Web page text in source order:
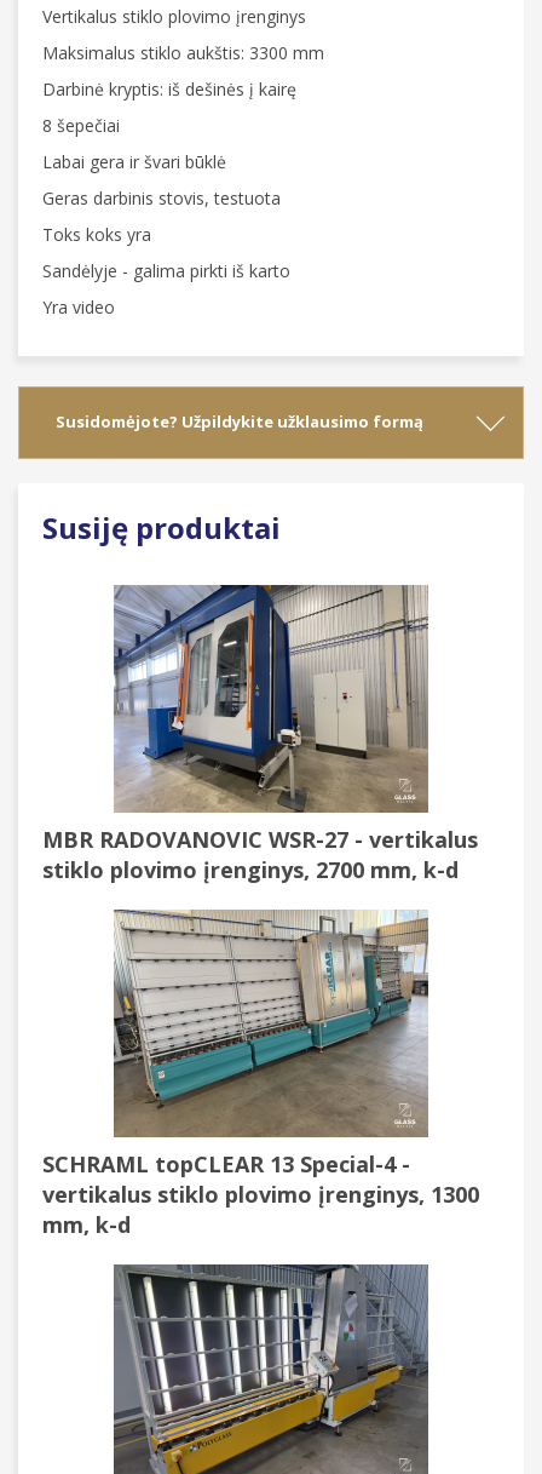
Vertikalus stiklo plovimo įrenginys
Maksimalus stiklo aukštis: 3300 mm
Darbinė kryptis: iš dešinės į kairę
8 šepečiai
Labai gera ir švari būklė
Geras darbinis stovis, testuota
Toks koks yra
Sandėlyje - galima pirkti iš karto
Yra video
Susidomėjote? Užpildykite užklausimo formą
Susiję produktai
MBR RADOVANOVIC WSR-27 - vertikalus
stiklo plovimo įrenginys, 2700 mm, k-d
SCHRAML topCLEAR 13 Special-4 -
vertikalus stiklo plovimo įrenginys, 1300
mm, k-d